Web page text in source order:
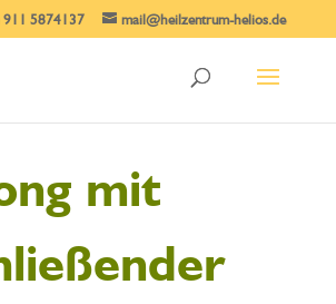
5874137 mail@heilzentrum-helios.de
mit